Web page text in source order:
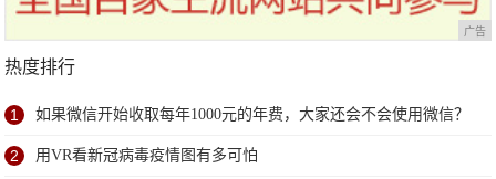
广告
热度排行
1 如果微信开始收取每年1000元的年费，大家还会不会使用微信？
2 用VR看新冠病毒疫情图有多可怕